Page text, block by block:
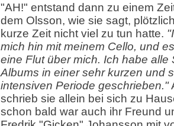
"AH!" entstand dann zu einem
dem Olsson, wie sie sagt,
kurze Zeit nicht viel zu tun hatte.
mich hin mit meinem Cello, und
eine Flut über mich. Ich habe alle
Albums in einer sehr kurzen und
intensiven Periode geschrieben."
schrieb sie allein bei sich zu
schon bald war auch ihr Freund